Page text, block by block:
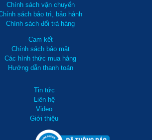
Chính sách vận chuyển
sách bảo trì, bảo hành
Chính sách đổi trả hàng
Cam kết
Chính sách bảo mật
Các hình thức mua hàng
Hướng dẫn thanh toán
Tin tức
Liên hệ
Video
Giới thiệu